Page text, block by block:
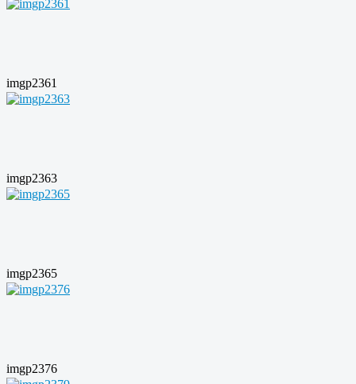
imgp2361
imgp2363
imgp2365
imgp2376